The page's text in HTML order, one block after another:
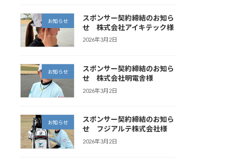
お知らせ
スポンサー契約締結のお知ら
せ 株式会社アイキテック様
2026年3月2日
お知らせ
スポンサー契約締結のお知ら
せ 株式会社明電舎様
2026年3月2日
お知らせ
スポンサー契約締結のお知ら
せ フジアルテ株式会社様
2026年3月2日